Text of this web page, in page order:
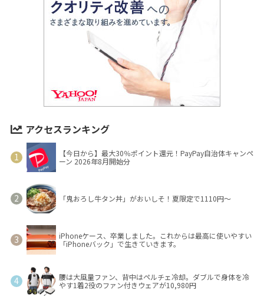
アクセスランキング
【今日から】最大30％ポイント還元！PayPay自治体キャンペ
ーン 2026年8月開始分
「鬼おろし牛タン丼」がおいしそ！夏限定で1110円～
iPhoneケース、卒業しました。これからは最高に使いやすい
「iPhoneバック」で生きていきます。
腰は大風量ファン、背中はペルチェ冷却。ダブルで身体を冷
やす1着2役のファン付きウェアが10,980円